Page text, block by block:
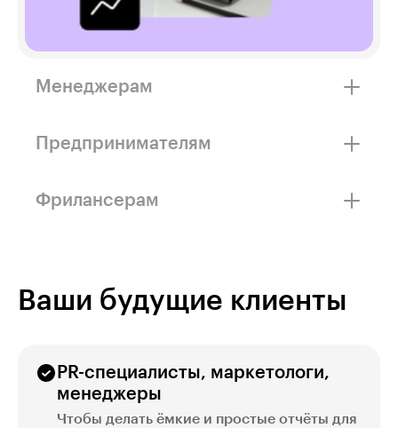
Менеджерам
понятно предоставлять данные и сможете
Предпринимателям
инвесторами и эффективно презентовать
Фрилансерам
Ваши будущие клиенты
PR-специалисты, маркетологи,
менеджеры
Чтобы делать ёмкие и простые отчёты для